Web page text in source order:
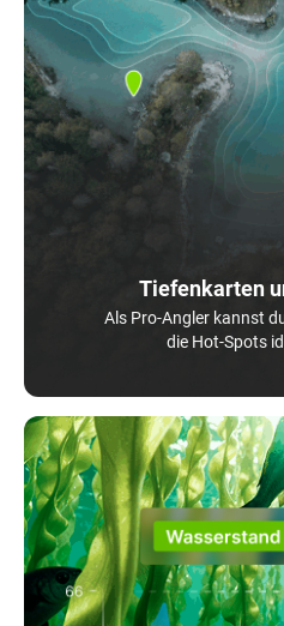
Tiefenkarten
Als Pro-Angler kannst
die Hot-Spots